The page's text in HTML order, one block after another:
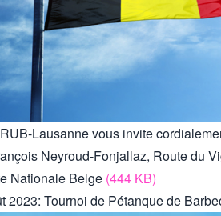
Lausanne vous invite
Neyroud-Fonjallaz, Route du
Nationale Belge (444 KB)
2023: Tournoi de Pétanque de